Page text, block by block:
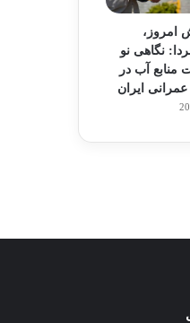
امروز،
نگاهی نو
منابع آب در
ایران